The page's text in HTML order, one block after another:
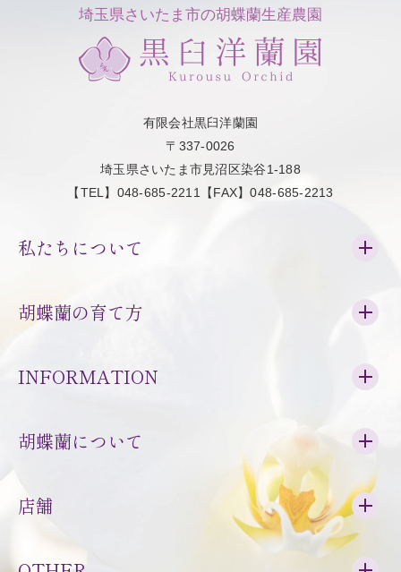
埼玉県さいたま市の胡蝶蘭生産農園
有限会社黒臼洋蘭園
〒337-0026
埼玉県さいたま市見沼区染谷1-188
【TEL】048-685-2211【FAX】048-685-2213
私たちについて
胡蝶蘭の育て方
INFORMATION
胡蝶蘭について
店舗